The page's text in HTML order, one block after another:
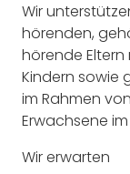
Wir
hörenden,
hörende
Kindern sowie
im Rahmen
Erwachsene
Wir erwarten